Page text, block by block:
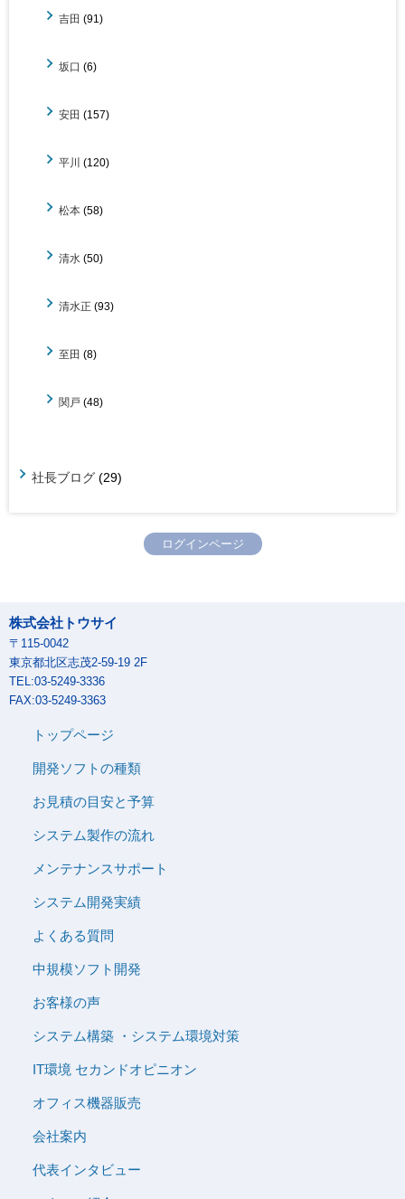
吉田 (91)
坂口 (6)
安田 (157)
平川 (120)
松本 (58)
清水 (50)
清水正 (93)
至田 (8)
関戸 (48)
社長ブログ (29)
ログインページ
株式会社トウサイ
〒115-0042
東京都北区志茂2-59-19 2F
TEL:03-5249-3336
FAX:03-5249-3363
トップページ
開発ソフトの種類
お見積の目安と予算
システム製作の流れ
メンテナンスサポート
システム開発実績
よくある質問
中規模ソフト開発
お客様の声
システム構築 ・システム環境対策
IT環境 セカンドオピニオン
オフィス機器販売
会社案内
代表インタビュー